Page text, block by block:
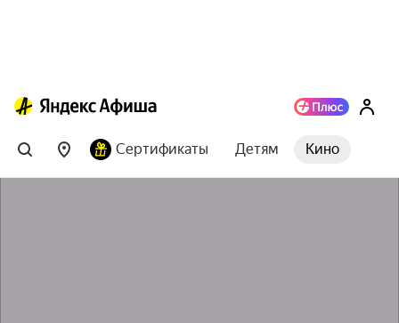
Сертификаты Детям Кино